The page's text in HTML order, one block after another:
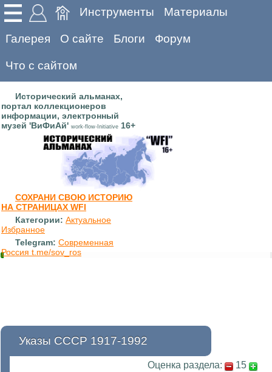
Инструменты Материалы
Галерея О сайте Блоги Форум
Что с сайтом
Исторический альманах,
портал коллекционеров
информации, электронный
музей 'ВиФиАй' work-flow-Initiative 16+
СОХРАНИ СВОЮ ИСТОРИЮ
НА СТРАНИЦАХ WFI
Категории: Актуальное
Избранное
Telegram: Современная
Россия t.me/sov_ros
Указы СССР 1917-1992
Оценка раздела:
15